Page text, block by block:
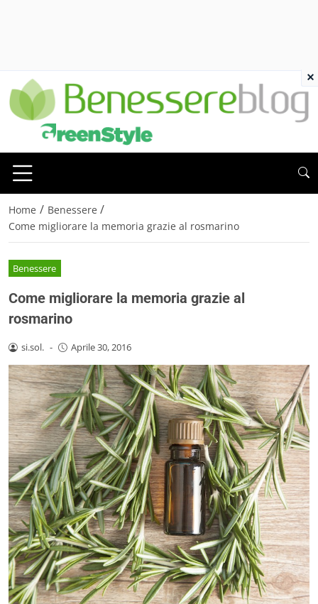
Home / Benessere /
Come migliorare la memoria grazie al rosmarino
Benessere
Come migliorare la memoria grazie al
rosmarino
si.sol. - Aprile 30, 2016
×